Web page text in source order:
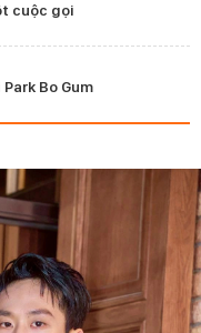
cuộc gọi
Bo Gum